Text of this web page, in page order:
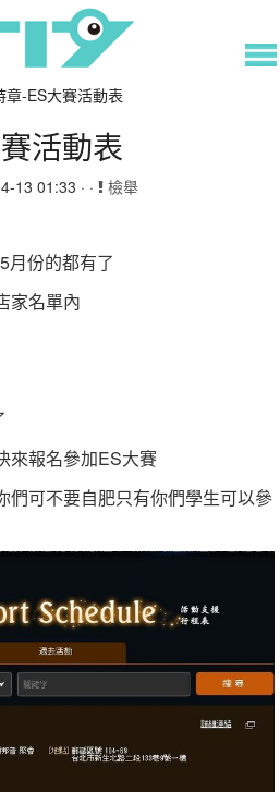
章-ES大賽活動表
活動表
13 01:33 · · 檢舉
月份的都有了
家名單內
來報名參加ES大賽
們可不要自肥只有你們學生可以參